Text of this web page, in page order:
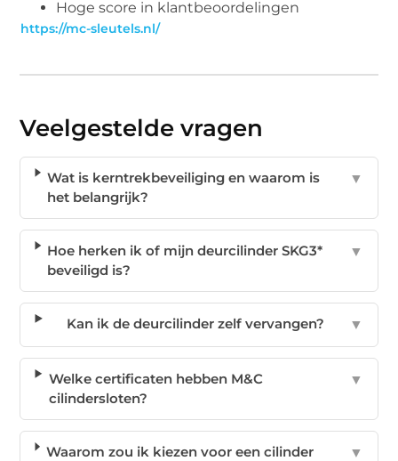
Hoge score in klantbeoordelingen
https://mc-sleutels.nl/
Veelgestelde vragen
Wat is kerntrekbeveiliging en waarom is
het belangrijk?
▼
Hoe herken ik of mijn deurcilinder SKG3*
beveiligd is?
▼
Kan ik de deurcilinder zelf vervangen? ▼
Welke certificaten hebben M&C
cilindersloten?
▼
Waarom zou ik kiezen voor een cilinder ▼